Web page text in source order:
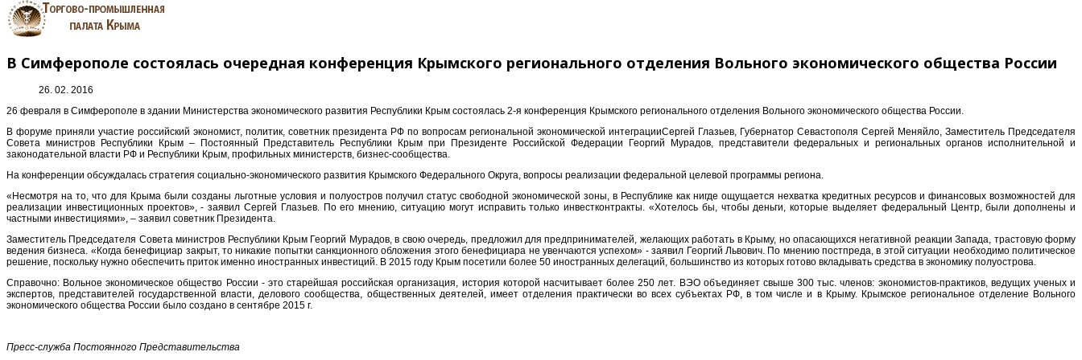
В Симферополе состоялась очередная конференция Крымского регионального отделения Вольного экономического общества России
26. 02. 2016
26 февраля в Симферополе в здании Министерства экономического развития Республики Крым состоялась 2-я конференция Крымского регионального отделения Вольного экономического общества России.
В форуме приняли участие российский экономист, политик, советник президента РФ по вопросам региональной экономической интеграцииСергей Глазьев, Губернатор Севастополя Сергей Меняйло, Заместитель Председателя
Совета министров Республики Крым – Постоянный Представитель Республики Крым при Президенте Российской Федерации Георгий Мурадов, представители федеральных и региональных органов исполнительной и
законодательной власти РФ и Республики Крым, профильных министерств, бизнес-сообщества.
На конференции обсуждалась стратегия социально-экономического развития Крымского Федерального Округа, вопросы реализации федеральной целевой программы региона.
«Несмотря на то, что для Крыма были созданы льготные условия и полуостров получил статус свободной экономической зоны, в Республике как нигде ощущается нехватка кредитных ресурсов и финансовых возможностей для
реализации инвестиционных проектов», - заявил Сергей Глазьев. По его мнению, ситуацию могут исправить только инвестконтракты. «Хотелось бы, чтобы деньги, которые выделяет федеральный Центр, были дополнены и
частными инвестициями», – заявил советник Президента.
Заместитель Председателя Совета министров Республики Крым Георгий Мурадов, в свою очередь, предложил для предпринимателей, желающих работать в Крыму, но опасающихся негативной реакции Запада, трастовую форму
ведения бизнеса. «Когда бенефициар закрыт, то никакие попытки санкционного обложения этого бенефициара не увенчаются успехом» - заявил Георгий Львович. По мнению постпреда, в этой ситуации необходимо политическое
решение, поскольку нужно обеспечить приток именно иностранных инвестиций. В 2015 году Крым посетили более 50 иностранных делегаций, большинство из которых готово вкладывать средства в экономику полуострова.
Справочно: Вольное экономическое общество России - это старейшая российская организация, история которой насчитывает более 250 лет. ВЭО объединяет свыше 300 тыс. членов: экономистов-практиков, ведущих ученых и
экспертов, представителей государственной власти, делового сообщества, общественных деятелей, имеет отделения практически во всех субъектах РФ, в том числе и в Крыму. Крымское региональное отделение Вольного
экономического общества России было создано в сентябре 2015 г.
Пресс-служба Постоянного Представительства